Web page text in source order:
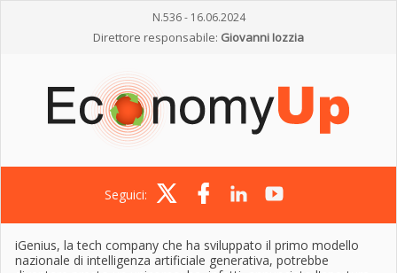
N.536 - 16.06.2024
Direttore responsabile: Giovanni Iozzia
Seguici:
iGenius, la tech company che ha sviluppato il primo modello
nazionale di intelligenza artificiale generativa, potrebbe